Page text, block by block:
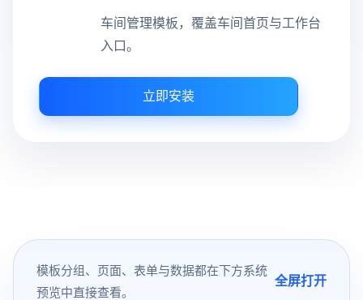
车间管理模板，覆盖车间首页与工作台
入口。
立即安装
模板分组、页面、表单与数据都在下方系统
预览中直接查看。
全屏打开